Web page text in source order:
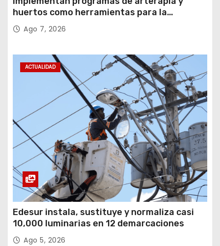
huertos como herramientas para la
recuperación y la inclusión social
Ago 7, 2026
ACTUALIDAD
Edesur instala, sustituye y normaliza casi
10,000 luminarias en 12 demarcaciones
Ago 5, 2026